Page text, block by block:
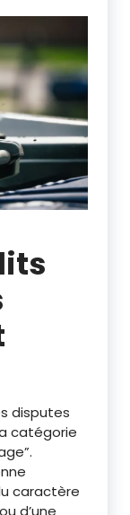
disputes
catégorie
caractère
d’une